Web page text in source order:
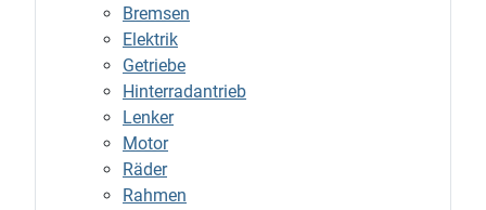
Bremsen
Elektrik
Getriebe
Hinterradantrieb
Lenker
Motor
Räder
Rahmen